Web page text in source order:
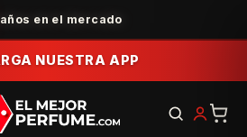
puntos con tus compras
NUESTRA APP